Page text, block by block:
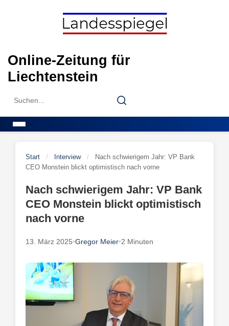
Online-Zeitung für
Liechtenstein
Search
Search
Start / Interview /
Nach schwierigem Jahr: VP Bank
CEO Monstein blickt optimistisch nach vorne
Nach schwierigem Jahr: VP Bank
CEO Monstein blickt optimistisch
nach vorne
13. März 2025•Gregor Meier•2 Minuten